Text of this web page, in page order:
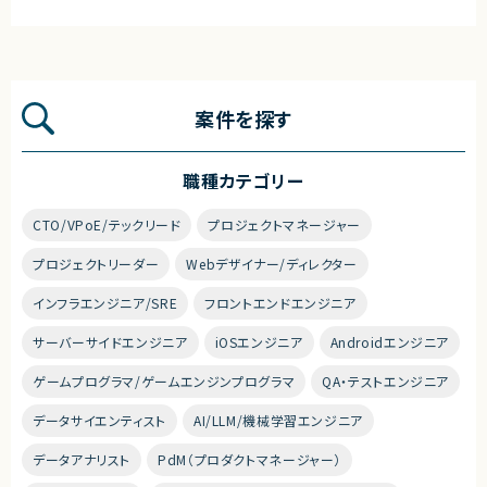
案件を探す
職種カテゴリー
CTO/VPoE/テックリード プロジェクトマネージャー
プロジェクトリーダー Webデザイナー/ディレクター
インフラエンジニア/SRE フロントエンドエンジニア
サーバーサイドエンジニア iOSエンジニア Androidエンジニア
ゲームプログラマ/ゲームエンジンプログラマ QA・テストエンジニア
データサイエンティスト AI/LLM/機械学習エンジニア
データアナリスト PdM（プロダクトマネージャー）